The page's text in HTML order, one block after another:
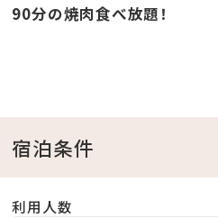
・キッズステーション（ホテル本
・多目的コート
・テニスコート（2面）
90分の焼肉食べ放題！
宿泊条件
利用人数